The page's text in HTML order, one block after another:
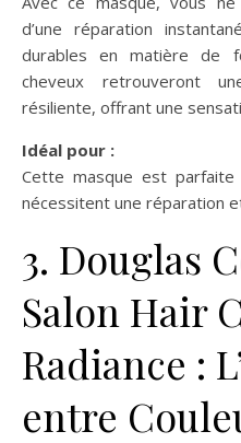
d’une réparation
durables en matière de
cheveux retrouveront
résiliente, offrant une
Idéal pour :
Cette masque est
nécessitent une réparation
3. Douglas
Salon Hair
Radiance :
entre